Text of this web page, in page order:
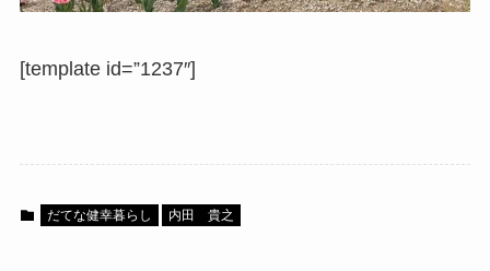
[template id=”1237″]
だてな健幸暮らし 内田 貴之